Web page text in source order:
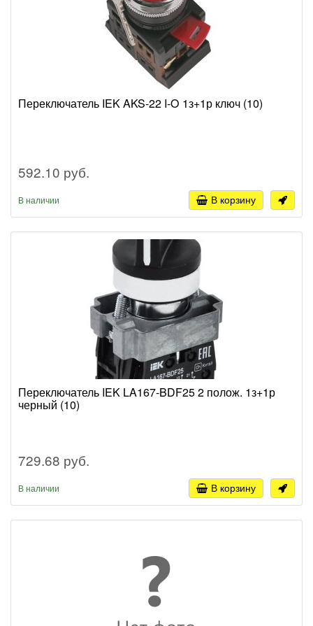
Переключатель IEK AKS-22 I-O 1з+1р ключ (10)
592.10 руб.
В наличии В корзину
Переключатель IEK LA167-BDF25 2 полож. 1з+1р
черный (10)
729.68 руб.
В наличии В корзину